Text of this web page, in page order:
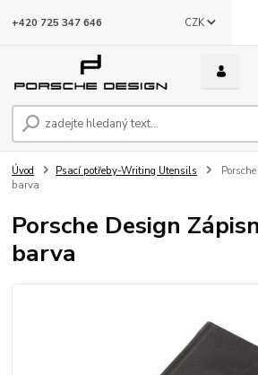
CZK
+420 725 347 646
Úvod Psací potřeby-Writing Utensils
barva
Porsche Design
barva